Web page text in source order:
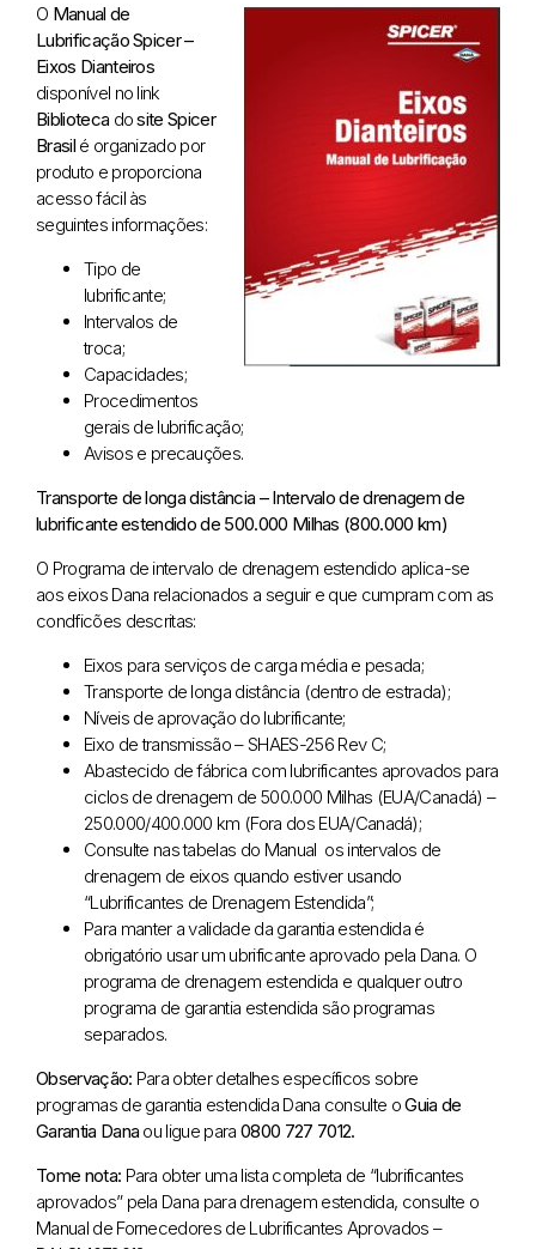
O Manual de
Lubrificação Spicer –
Eixos Dianteiros
disponível no link
Biblioteca dosite Spicer
Brasilé organizado por
produto e proporciona
acesso fácil às
seguintes informações:
Tipo de
lubrificante;
Intervalos de
troca;
Capacidades;
Procedimentos
gerais de lubrificação;
Avisos e precauções.
Transporte de longa distância – Intervalo de drenagem de
lubrificante estendido de 500.000 Milhas (800.000 km)
O Programa de intervalo de drenagem estendido aplica-se
aos eixos Dana relacionados a seguir e que cumpram com as
condficões descritas:
Eixos para serviços de carga média e pesada;
Transporte de longa distância (dentro de estrada);
Níveis de aprovação do lubrificante;
Eixo de transmissão – SHAES-256 Rev C;
Abastecido de fábrica com lubrificantes aprovados para
ciclos de drenagem de 500.000 Milhas (EUA/Canadá) –
250.000/400.000 km (Fora dos EUA/Canadá);
Consulte nas tabelas do Manual os intervalos de
drenagem de eixos quando estiver usando
“Lubrificantes de Drenagem Estendida”;
Para manter a validade da garantia estendida é
obrigatório usar um ubrificante aprovado pela Dana. O
programa de drenagem estendida e qualquer outro
programa de garantia estendida são programas
separados.
Observação: Para obter detalhes específicos sobre
programas de garantia estendida Dana consulte oGuia de
Garantia Dana ou ligue para 0800 727 7012.
Tome nota: Para obter uma lista completa de “lubrificantes
aprovados” pela Dana para drenagem estendida, consulte o
Manual de Fornecedores de Lubrificantes Aprovados –